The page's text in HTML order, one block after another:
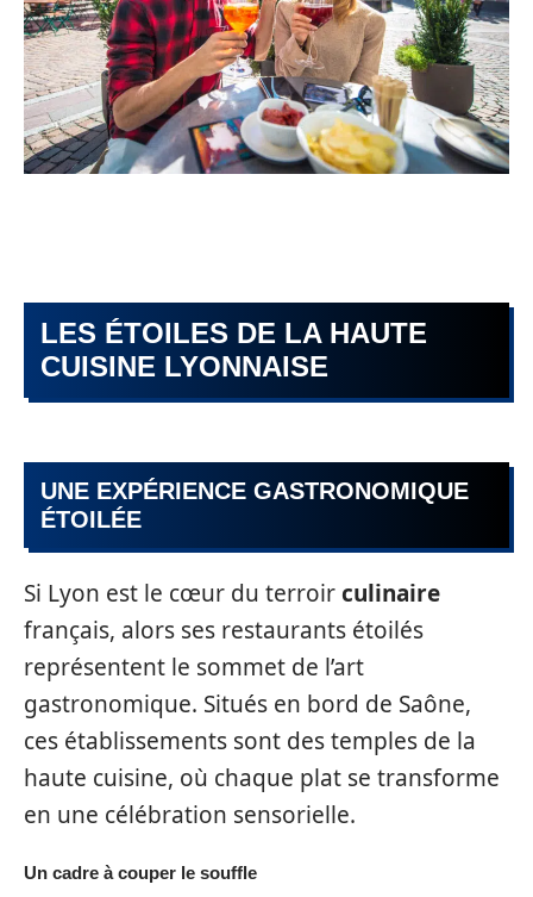
LES ÉTOILES DE LA HAUTE
CUISINE LYONNAISE
UNE EXPÉRIENCE GASTRONOMIQUE
ÉTOILÉE
Si Lyon est le cœur du terroirculinaire
français, alors ses restaurants étoilés
représentent le sommet de l’art
gastronomique. Situés en bord de Saône,
ces établissements sont des temples de la
haute cuisine, où chaque plat se transforme
en une célébration sensorielle.
Un cadre à couper le souffle